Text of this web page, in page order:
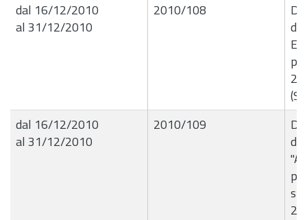
dal 16/12/2010
al 31/12/2010
2010/108
dal 16/12/2010
al 31/12/2010
2010/109